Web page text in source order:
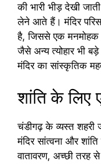
की भारी भीड़ देखी
लेने आते हैं। मंदिर
है, जिससे एक मनमोहक
जैसे अन्य त्योहार भी
मंदिर का सांस्कृतिक
शांति के लिए
चंडीगढ़ के व्यस्त
मंदिर सांत्वना और
वातावरण, अच्छी तरह